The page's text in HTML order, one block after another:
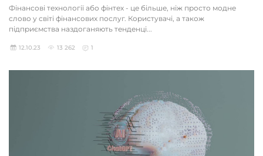
Фінансові технології або фінтех - це більше, ніж просто модне
слово у світі фінансових послуг. Користувачі, а також
підприємства наздоганяють тенденці...
12.10.23 13 262 1